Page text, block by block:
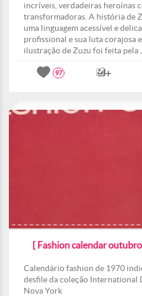
incríveis, verdadeiras heroínas
transformadoras. A história de
uma linguagem acessível e
profissional e sua luta corajosa
ilustração de Zuzu foi feita pela
97
[ Fashion calendar
Calendário fashion de 1970
desfile da coleção International
Nova York